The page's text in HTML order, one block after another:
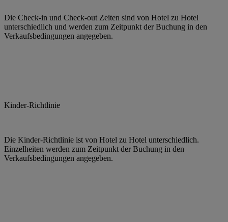
Die Check-in und Check-out Zeiten sind von Hotel zu Hotel
unterschiedlich und werden zum Zeitpunkt der Buchung in den
Verkaufsbedingungen angegeben.
Kinder-Richtlinie
Die Kinder-Richtlinie ist von Hotel zu Hotel unterschiedlich.
Einzelheiten werden zum Zeitpunkt der Buchung in den
Verkaufsbedingungen angegeben.